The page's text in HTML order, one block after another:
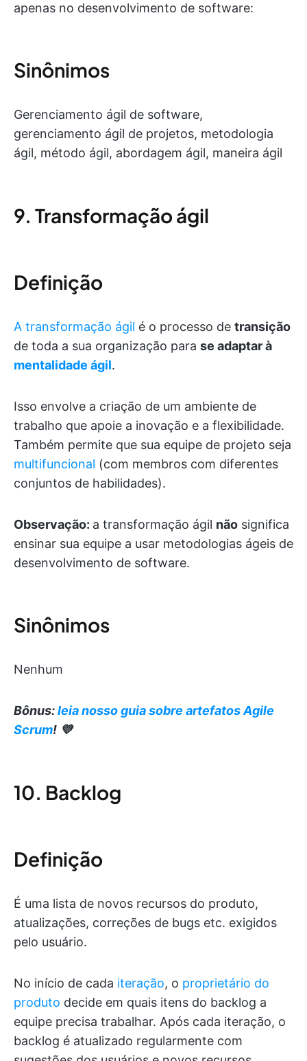
apenas no desenvolvimento de software:
Sinônimos
Gerenciamento ágil de software,
gerenciamento ágil de projetos, metodologia
ágil, método ágil, abordagem ágil, maneira ágil
9. Transformação ágil
Definição
A transformação ágil é o processo de transição
de toda a sua organização para se adaptar à
mentalidade ágil.
Isso envolve a criação de um ambiente de
trabalho que apoie a inovação e a flexibilidade.
Também permite que sua equipe de projeto seja
multifuncional (com membros com diferentes
conjuntos de habilidades).
Observação: a transformação ágil não significa
ensinar sua equipe a usar metodologias ágeis de
desenvolvimento de software.
Sinônimos
Nenhum
Bônus:leia nosso guia sobre artefatos Agile
Scrum! 💜
10. Backlog
Definição
É uma lista de novos recursos do produto,
atualizações, correções de bugs etc. exigidos
pelo usuário.
No início de cada iteração, o proprietário do
produto decide em quais itens do backlog a
equipe precisa trabalhar. Após cada iteração, o
backlog é atualizado regularmente com